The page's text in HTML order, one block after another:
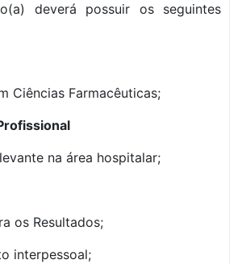
deverá possuir os seguintes
Ciências Farmacêuticas;
na área hospitalar;
os Resultados;
interpessoal;